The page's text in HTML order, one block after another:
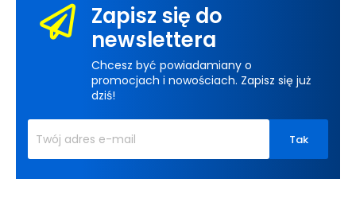
Zapisz się do
newslettera
Chcesz być powiadamiany o
promocjach i nowościach. Zapisz się już
dziś!